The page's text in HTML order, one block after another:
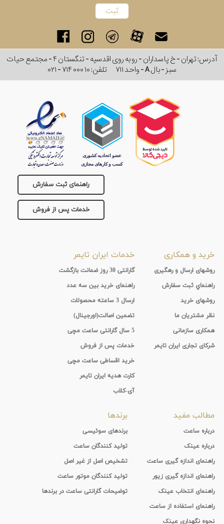
آدرس: تهران - خ پاسداران - رو به روی اقدسیه - تنگستان ۴ - مجتمع حیات
سبز - بال A - واحد ۷۱۱
تلفن:۰۲۱ - ۷۱۴ ۰۰۰ ۱۰
راهنمای ثبت سفارش
خدمات پس از فروش
خرید و همکاری
روشهای ارسال و رهگیری
راهنماي ثبت سفارش
روشهای خرید
نظر مشتریان ما
همکاری سازمانی
شرکای تجاری ایران تایمر
خدمات ایران تایمر
گارانتی 30 روز ضمانت بازگشت
راهنمای خرید بین سه عدد
ارسال 3 ساعته محصولات
تضمین اصالت(اورجینال)
5 سال گارانتی ساعت مچی
خدمات پس از فروش
خرید اقساطی ساعت مچی
کارت هدیه ایران تایمر
آی-کلاب
مطالب مفید
درباره ساعت
درباره عینک
راهنمای اندازه گیری ساعت
راهنمای اندازه گیری زیور
راهنمای انتخاب عینک
راهنمای استفاده از ساعت
نحوه نگهداری عینک
برندها
برندهای سوئیسی
تولید کنندگان ساعت
تشخیص اصل از غیر اصل
تولید کنندگان موتور ساعت
توضیحات گارانتی ساعت در برندها